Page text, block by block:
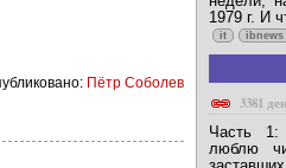
Пётр Соболев
1979 г. И
it ibnews
3381
Часть
люблю